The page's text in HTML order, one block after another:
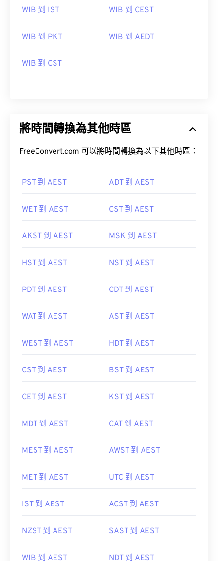
WIB 到 IST WIB 到 CEST
WIB 到 PKT WIB 到 AEDT
WIB 到 CST
將時間轉換為其他時區
FreeConvert.com 可以將時間轉換為以下其他時區：
PST 到 AEST ADT 到 AEST
WET 到 AEST CST 到 AEST
AKST 到 AEST MSK 到 AEST
HST 到 AEST NST 到 AEST
PDT 到 AEST CDT 到 AEST
WAT 到 AEST AST 到 AEST
WEST 到 AEST HDT 到 AEST
CST 到 AEST BST 到 AEST
CET 到 AEST KST 到 AEST
MDT 到 AEST CAT 到 AEST
MEST 到 AEST AWST 到 AEST
MET 到 AEST UTC 到 AEST
IST 到 AEST ACST 到 AEST
NZST 到 AEST SAST 到 AEST
WIB 到 AEST NDT 到 AEST